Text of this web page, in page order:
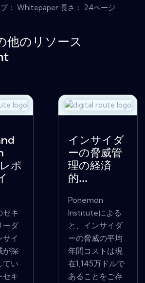
プ： Whitepaper 長さ： 24ページ
他のリソース
ポ
セキ
ーダ
サイ
が深
てい
セキ
インサイダ
ーの脅威管
理の経済
的...
Ponemon
Instituteによる
と、インサイダ
ーの脅威の平均
年間コストは現
在1,145万ドルで
あることをご存